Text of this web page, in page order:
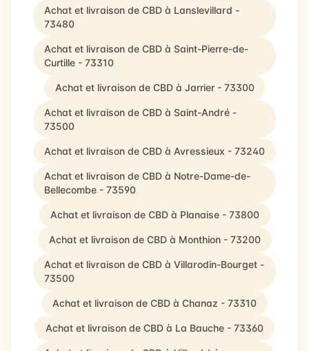
Achat et livraison de CBD à Lanslevillard -
73480
Achat et livraison de CBD à Saint-Pierre-de-
Curtille - 73310
Achat et livraison de CBD à Jarrier - 73300
Achat et livraison de CBD à Saint-André -
73500
Achat et livraison de CBD à Avressieux - 73240
Achat et livraison de CBD à Notre-Dame-de-
Bellecombe - 73590
Achat et livraison de CBD à Planaise - 73800
Achat et livraison de CBD à Monthion - 73200
Achat et livraison de CBD à Villarodin-Bourget -
73500
Achat et livraison de CBD à Chanaz - 73310
Achat et livraison de CBD à La Bauche - 73360